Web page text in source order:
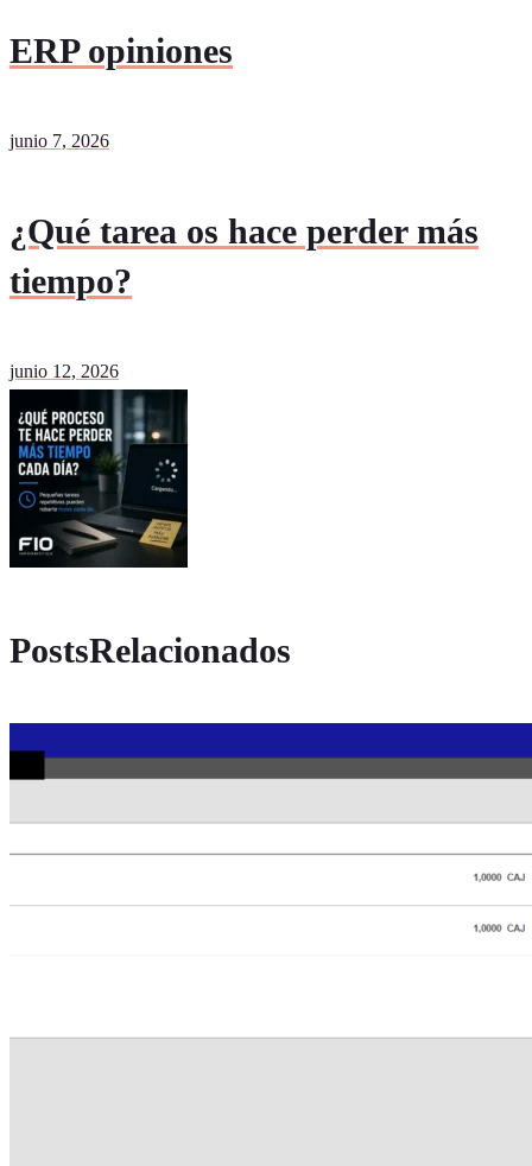
ERP opiniones
junio 7, 2026
¿Qué tarea os hace perder más
tiempo?
junio 12, 2026
PostsRelacionados